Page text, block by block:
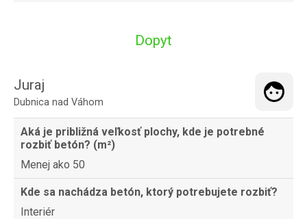
Dopyt
Juraj
Dubnica nad Váhom
Aká je približná veľkosť plochy, kde je potrebné
rozbiť betón? (m²)
Menej ako 50
Kde sa nachádza betón, ktorý potrebujete rozbiť?
Interiér